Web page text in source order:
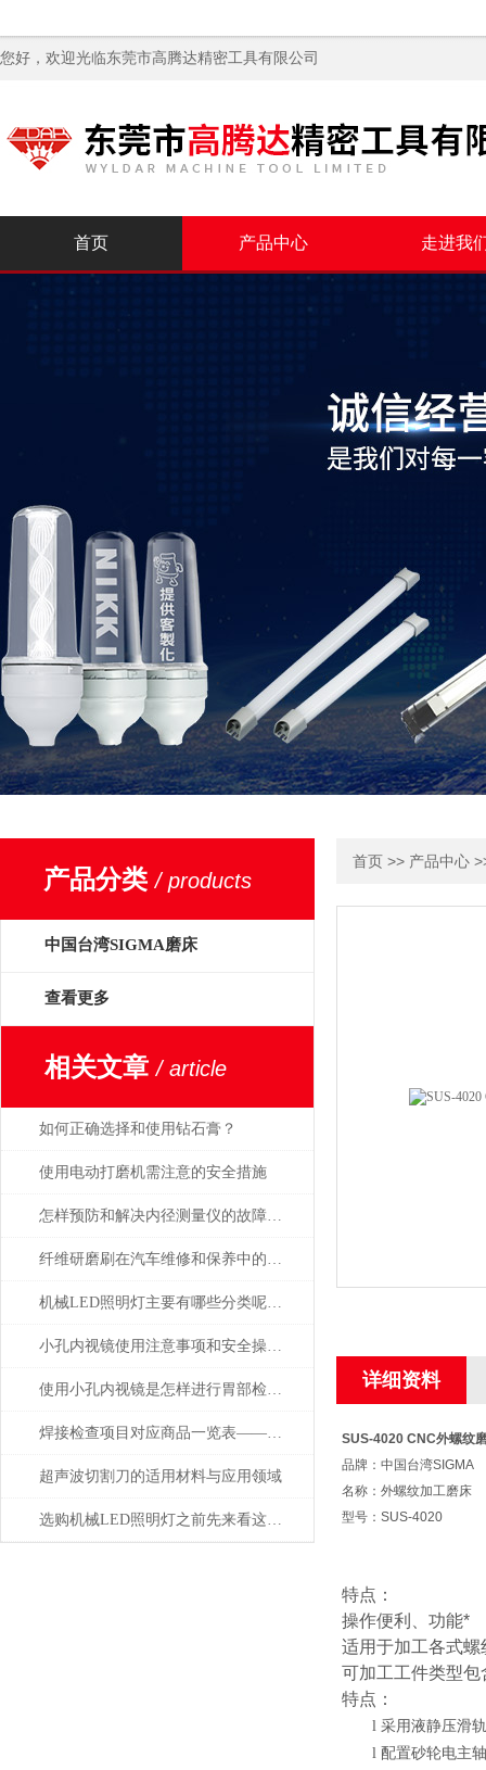
您好，欢迎光临东莞市高腾达精密工具有限公司
首页 产品中心 走进我
产品分类/ products
中国台湾SIGMA磨床
查看更多
相关文章/ article
如何正确选择和使用钻石膏？
使用电动打磨机需注意的安全措施
怎样预防和解决内径测量仪的故障问题？
纤维研磨刷在汽车维修和保养中的应用
机械LED照明灯主要有哪些分类呢？让我们一起来看看吧
小孔内视镜使用注意事项和安全操作规范
使用小孔内视镜是怎样进行胃部检查的，会痛吗
焊接检查项目对应商品一览表——日本SK新泻精机
超声波切割刀的适用材料与应用领域
选购机械LED照明灯之前先来看这篇攻略准没错
首页 >> 产品中心
详细资料
SUS-4020 CNC外螺纹
品牌：中国台湾SIGMA
名称：外螺纹加工磨床
型号：SUS-4020
特点：
操作便利、功能*
适用于加工各式
可加工工件类型包
特点：
l 采用液静压滑
l 配置砂轮电主